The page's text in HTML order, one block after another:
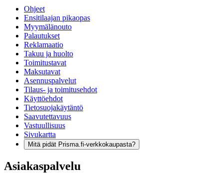
Ohjeet
Ensitilaajan pikaopas
Myymälänouto
Palautukset
Reklamaatio
Takuu ja huolto
Toimitustavat
Maksutavat
Asennuspalvelut
Tilaus- ja toimitusehdot
Käyttöehdot
Tietosuojakäytäntö
Saavutettavuus
Vastuullisuus
Sivukartta
Mitä pidät Prisma.fi-verkkokaupasta?
Asiakaspalvelu